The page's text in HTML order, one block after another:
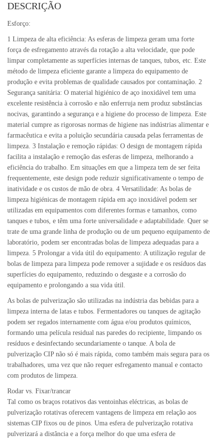
DESCRIÇÃO
Esforço:
1 Limpeza de alta eficiência: As esferas de limpeza geram uma forte
força de esfregamento através da rotação a alta velocidade, que pode
limpar completamente as superfícies internas de tanques, tubos, etc. Este
método de limpeza eficiente garante a limpeza do equipamento de
produção e evita problemas de qualidade causados por contaminação. 2
Segurança sanitária: O material higiénico de aço inoxidável tem uma
excelente resistência à corrosão e não enferruja nem produz substâncias
nocivas, garantindo a segurança e a higiene do processo de limpeza. Este
material cumpre as rigorosas normas de higiene nas indústrias alimentar e
farmacêutica e evita a poluição secundária causada pelas ferramentas de
limpeza. 3 Instalação e remoção rápidas: O design de montagem rápida
facilita a instalação e remoção das esferas de limpeza, melhorando a
eficiência do trabalho. Em situações em que a limpeza tem de ser feita
frequentemente, este design pode reduzir significativamente o tempo de
inatividade e os custos de mão de obra. 4 Versatilidade: As bolas de
limpeza higiénicas de montagem rápida em aço inoxidável podem ser
utilizadas em equipamentos com diferentes formas e tamanhos, como
tanques e tubos, e têm uma forte universalidade e adaptabilidade. Quer se
trate de uma grande linha de produção ou de um pequeno equipamento de
laboratório, podem ser encontradas bolas de limpeza adequadas para a
limpeza. 5 Prolongar a vida útil do equipamento: A utilização regular de
bolas de limpeza para limpeza pode remover a sujidade e os resíduos das
superfícies do equipamento, reduzindo o desgaste e a corrosão do
equipamento e prolongando a sua vida útil.
As bolas de pulverização são utilizadas na indústria das bebidas para a
limpeza interna de latas e tubos. Fermentadores ou tanques de agitação
podem ser regados internamente com água e/ou produtos químicos,
formando uma película residual nas paredes do recipiente, limpando os
resíduos e desinfectando secundariamente o tanque. A bola de
pulverização CIP não só é mais rápida, como também mais segura para os
trabalhadores, uma vez que não requer esfregamento manual e contacto
com produtos de limpeza.
Rodar vs. Fixar/trancar
Tal como os braços rotativos das ventoinhas eléctricas, as bolas de
pulverização rotativas oferecem vantagens de limpeza em relação aos
sistemas CIP fixos ou de pinos. Uma esfera de pulverização rotativa
pulverizará a distância e a força melhor do que uma esfera de